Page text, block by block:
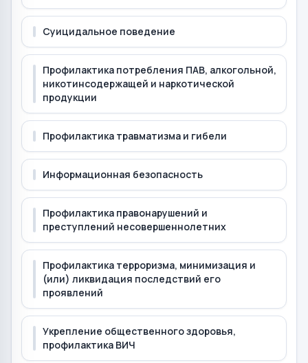
Суицидальное поведение
Профилактика потребления ПАВ, алкогольной,
никотинсодержащей и наркотической
продукции
Профилактика травматизма и гибели
Информационная безопасность
Профилактика правонарушений и
преступлений несовершеннолетних
Профилактика терроризма, минимизация и
(или) ликвидация последствий его
проявлений
Укрепление общественного здоровья,
профилактика ВИЧ